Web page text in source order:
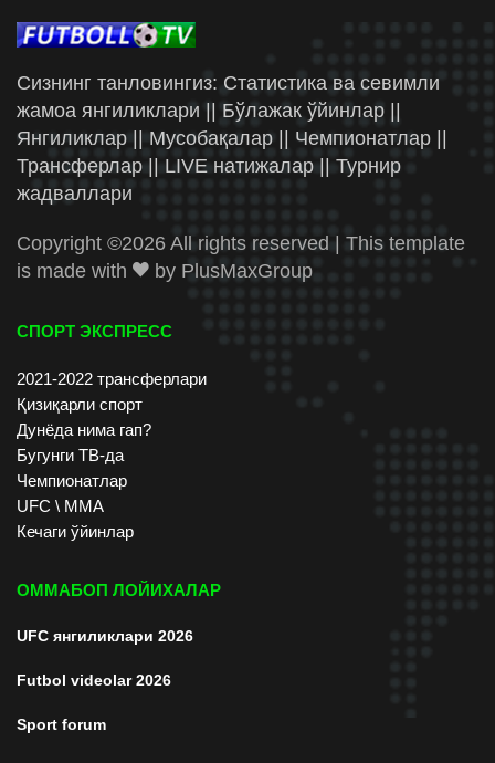
Сизнинг танловингиз: Статистика ва севимли
жамоа янгиликлари || Бўлажак ўйинлар ||
Янгиликлар || Мусобақалар || Чемпионатлар ||
Трансферлар || LIVE натижалар || Турнир
жадваллари
Copyright ©2026 All rights reserved | This template
is made with
by PlusMaxGroup
СПОРТ ЭКСПРЕСС
2021-2022 трансферлари
Қизиқарли спорт
Дунёда нима гап?
Бугунги ТВ-да
Чемпионатлар
UFC \ ММА
Кечаги ўйинлар
ОММАБОП ЛОЙИХАЛАР
UFC янгиликлари 2026
Futbol videolar 2026
Sport forum